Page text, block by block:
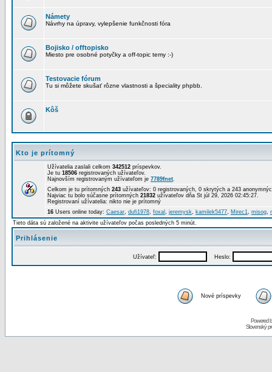
Námety
Návrhy na úpravy, vylepšenie funkčnosti fóra
Bojisko / offtopisko
Miesto pre osobné potyčky a off-topic temy :-)
Testovacie fórum
Tu si môžete skušať rôzne vlastnosti a špeciality phpbb.
Kôš
Kto je prítomný
Užívatelia zaslali celkom 342512 príspevkov.
Je tu 18506 registrovaných užívateľov.
Najnovším registrovaným užívateľom je 7789fnet.
Celkom je tu prítomných 243 užívateľov: 0 registrovaných, 0 skrytých a 243
Najviac tu bolo súčasne prítomných 21832 užívateľov dňa St júl 29, 2026 02:45:27.
Registrovaní užívatelia: nikto nie je prítomný
16 Users online today: Caesar, dufi1978, foxal , jeremysk, kamilek5477, Mirec1, misog,
Tieto dáta sú založené na aktivite užívateľov počas posledných 5 minút.
Prihlásenie
Užívateľ: Heslo:
Nové príspevky
Powered
Slovenský